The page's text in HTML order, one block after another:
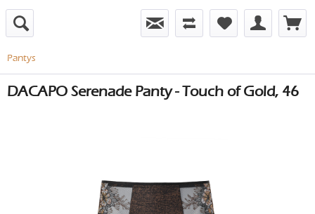
Pantys
DACAPO Serenade Panty - Touch of Gold, 46